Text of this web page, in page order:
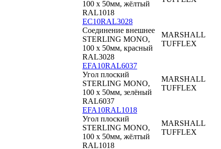
100 x 50мм, жёлтый
RAL1018
EC10RAL3028
Соединение внешнее
STERLING MONO,
100 x 50мм, красный
RAL3028
MARSHALL
TUFFLEX
EFA10RAL6037
Угол плоский
STERLING MONO,
100 x 50мм, зелёный
RAL6037
MARSHALL
TUFFLEX
EFA10RAL1018
Угол плоский
STERLING MONO,
100 x 50мм, жёлтый
RAL1018
MARSHALL
TUFFLEX